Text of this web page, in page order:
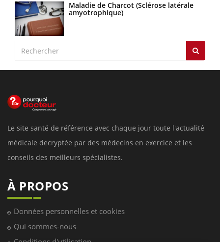
Maladie de Charcot (Sclérose latérale
amyotrophique)
Le site santé de référence avec chaque jour toute l'actualité
médicale decryptée par des médecins en exercice et les
conseils des meilleurs spécialistes.
À PROPOS
Données personnelles et cookies
Qui sommes-nous